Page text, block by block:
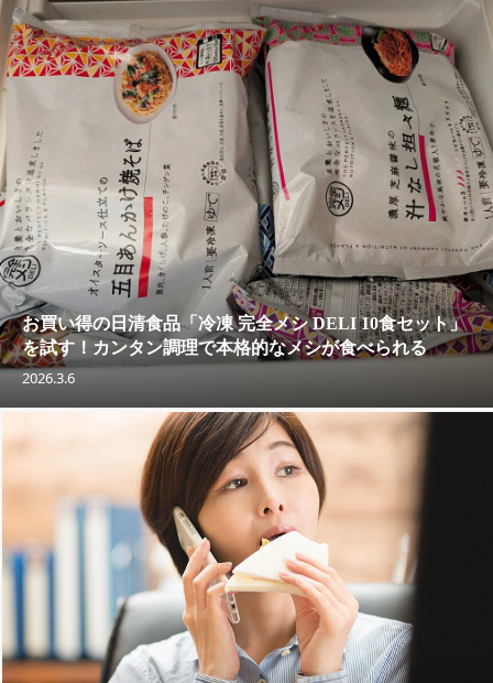
お買い得の日清食品「冷凍 完全メシ DELI 10食セット」
を試す！カンタン調理で本格的なメシが食べられる
2026.3.6